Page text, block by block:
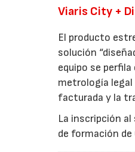
Viaris City +
El producto
solución
equipo se
metrología legal
facturada y la
La inscripción
de formación de